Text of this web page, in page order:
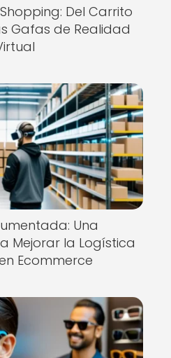
Del Carrito
Gafas de Realidad
Una
Mejorar la Logística
Ecommerce